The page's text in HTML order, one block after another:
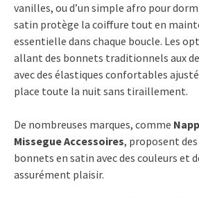
vanilles, ou d’un simple afro pour
satin protège la coiffure tout en
essentielle dans chaque boucle. Les
allant des bonnets traditionnels aux
avec des élastiques confortables
place toute la nuit sans tiraillement.
De nombreuses marques, comme
Missegue Accessoires, proposent
bonnets en satin avec des couleurs et
assurément plaisir.